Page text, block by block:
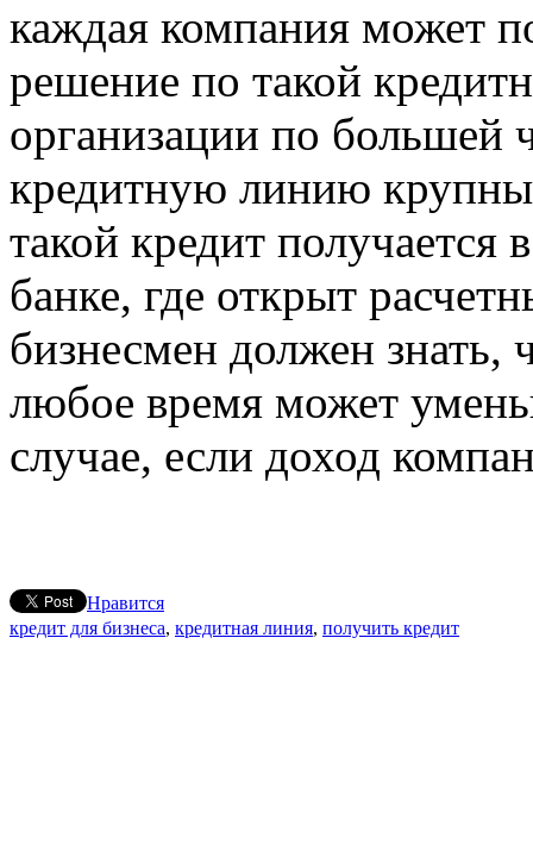
каждая компания может
решение по такой
организации по большей
кредитную линию
такой кредит получается
банке, где открыт
бизнесмен должен знать,
любое время может
случае, если доход
Нравится
кредит для бизнеса, кредитная линия, получить кредит